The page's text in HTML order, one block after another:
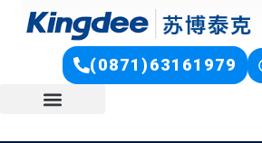
(0871)63161979